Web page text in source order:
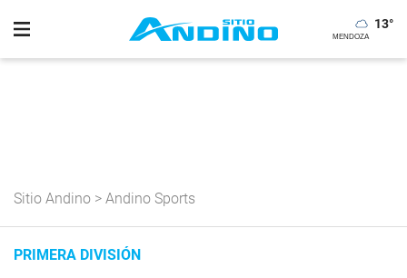
13°
Sitio Andino > Andino Sports
PRIMERA DIVISIÓN